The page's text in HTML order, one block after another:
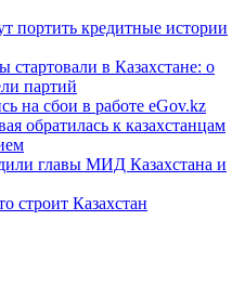
портить кредитные истории
стартовали в Казахстане: о
партий
на сбои в работе eGov.kz
обратилась к казахстанцам
главы МИД Казахстана и
строит Казахстан